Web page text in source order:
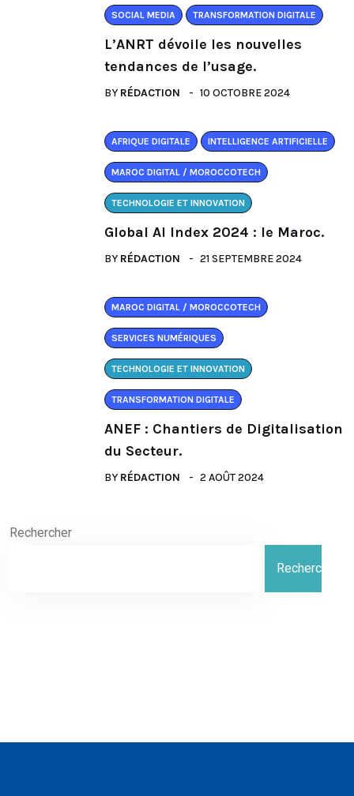
SOCIAL MEDIA TRANSFORMATION DIGITALE
L’ANRT dévoile les nouvelles
tendances de l’usage.
BY RÉDACTION 10 OCTOBRE 2024
AFRIQUE DIGITALE INTELLIGENCE ARTIFICIELLE
MAROC DIGITAL / MOROCCOTECH
TECHNOLOGIE ET INNOVATION
Global AI Index 2024 : le Maroc.
BY RÉDACTION 21 SEPTEMBRE 2024
MAROC DIGITAL / MOROCCOTECH
SERVICES NUMÉRIQUES
TECHNOLOGIE ET INNOVATION
TRANSFORMATION DIGITALE
ANEF : Chantiers de Digitalisation
du Secteur.
BY RÉDACTION 2 AOÛT 2024
Rechercher
Rechercher